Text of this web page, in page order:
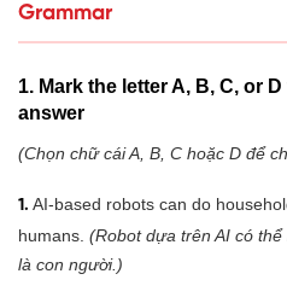
Grammar
1. Mark the letter A, B, C, or
answer
(Chọn chữ cái A, B, C hoặc D để
1. AI-based robots can do
humans. (Robot dựa trên AI có
là con người.)